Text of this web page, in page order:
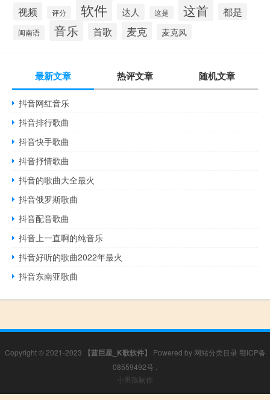
视频 评分 软件 达人 这是 这首 都是
闽南语 音乐 首歌 麦克 麦克风
最新文章 热评文章 随机文章
抖音网红音乐
抖音排行歌曲
抖音快手歌曲
抖音抒情歌曲
抖音的歌曲大全最火
抖音俄罗斯歌曲
抖音配音歌曲
抖音上一直啊的纯音乐
抖音好听的歌曲2022年最火
抖音东南亚歌曲
Copyright © 2021-2023 【蓝巨星_K歌软件】 Powered by 网站分类目录 鄂ICP备
08559492号
小男孩制作